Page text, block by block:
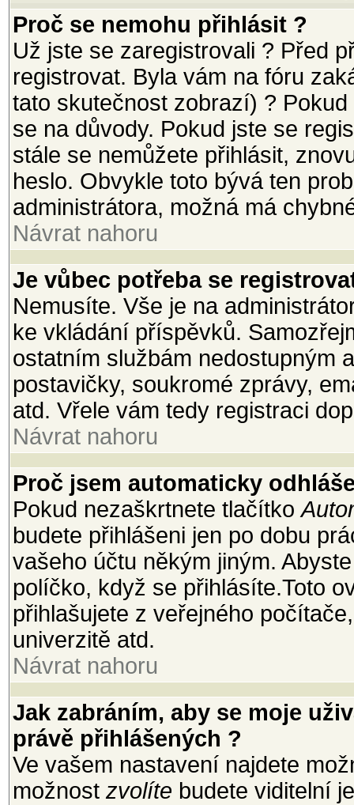
Proč se nemohu přihlásit ?
Už jste se zaregistrovali ? Před
registrovat. Byla vám na fóru
tato skutečnost zobrazí) ?
se na důvody. Pokud jste se
stále se nemůžete přihlásit,
heslo. Obvykle toto bývá ten
administrátora, možná má
Návrat nahoru
Je vůbec potřeba se
Nemusíte. Vše je na
ke vkládání příspěvků.
ostatním službám nedostupným
postavičky, soukromé zprávy,
atd. Vřele vám tedy registraci
Návrat nahoru
Proč jsem automaticky
Pokud nezaškrtnete tlačítko
budete přihlášeni jen po dobu
vašeho účtu někým jiným.
políčko, když se přihlásíte.Toto
přihlašujete z veřejného
univerzitě atd.
Návrat nahoru
Jak zabráním, aby se moje
právě přihlášených ?
Ve vašem nastavení najdete
možnost zvolíte budete viditelní